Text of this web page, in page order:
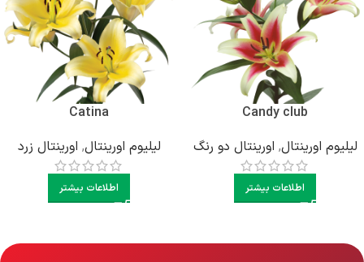
Candy club
لیلیوم اورینتال, اورینتال دو رنگ
اطلاعات بیشتر
Catina
لیلیوم اورینتال, اورینتال زرد
اطلاعات بیشتر